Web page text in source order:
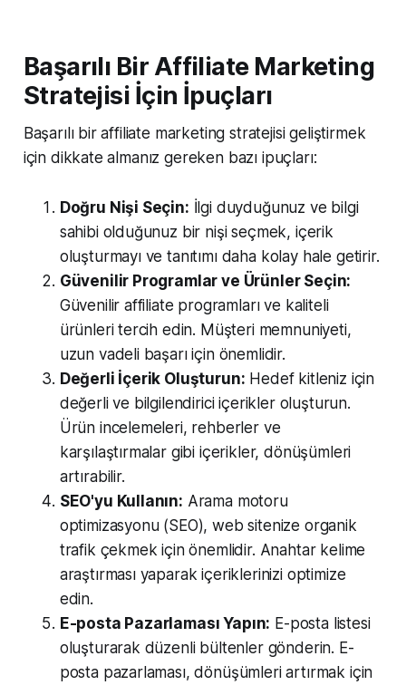
Başarılı Bir Affiliate Marketing
Stratejisi İçin İpuçları
Başarılı bir affiliate marketing stratejisi geliştirmek
için dikkate almanız gereken bazı ipuçları:
Doğru Nişi Seçin: İlgi duyduğunuz ve bilgi
sahibi olduğunuz bir nişi seçmek, içerik
oluşturmayı ve tanıtımı daha kolay hale getirir.
Güvenilir Programlar ve Ürünler Seçin:
Güvenilir affiliate programları ve kaliteli
ürünleri tercih edin. Müşteri memnuniyeti,
uzun vadeli başarı için önemlidir.
Değerli İçerik Oluşturun: Hedef kitleniz için
değerli ve bilgilendirici içerikler oluşturun.
Ürün incelemeleri, rehberler ve
karşılaştırmalar gibi içerikler, dönüşümleri
artırabilir.
SEO'yu Kullanın: Arama motoru
optimizasyonu (SEO), web sitenize organik
trafik çekmek için önemlidir. Anahtar kelime
araştırması yaparak içeriklerinizi optimize
edin.
E-posta Pazarlaması Yapın: E-posta listesi
oluşturarak düzenli bültenler gönderin. E-
posta pazarlaması, dönüşümleri artırmak için